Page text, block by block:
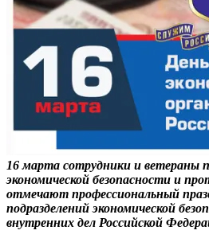
16 марта сотрудники и ветераны
экономической безопасности и
отмечают профессиональный
подразделений экономической
внутренних дел Российской